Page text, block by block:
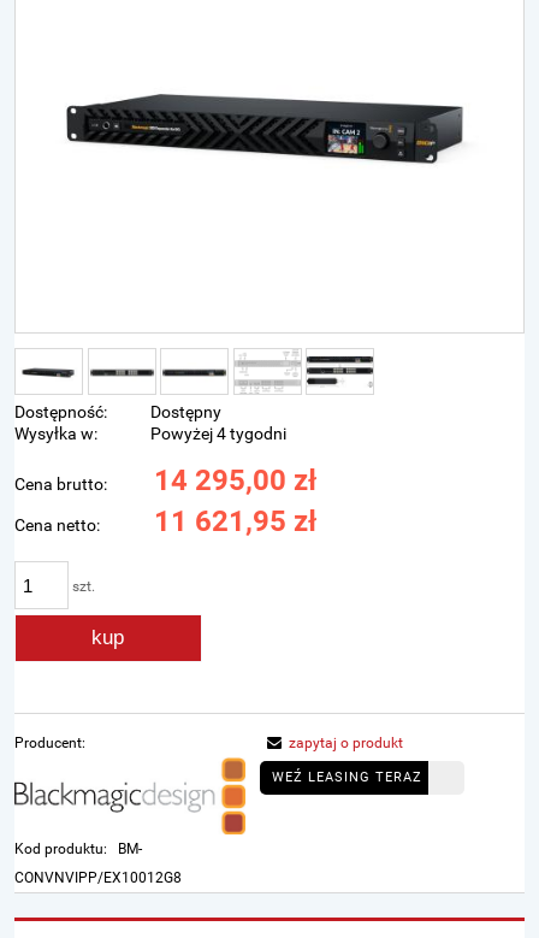
Dostępność:
Dostępny
Wysyłka w:
Powyżej 4 tygodni
Cena brutto: 14 295,00 zł
Cena netto: 11 621,95 zł
szt.
kup
Producent:
Kod produktu:
BM-
CONVNVIPP/EX10012G8
zapytaj o produkt
WEŹ LEASING TERAZ